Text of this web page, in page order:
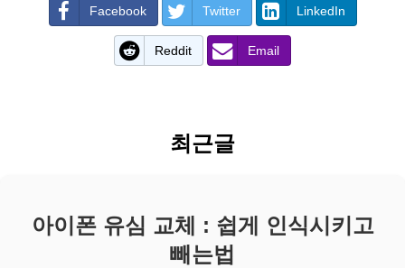
Facebook Twitter LinkedIn
Reddit Email
최근글
아이폰 유심 교체 : 쉽게 인식시키고
빼는법